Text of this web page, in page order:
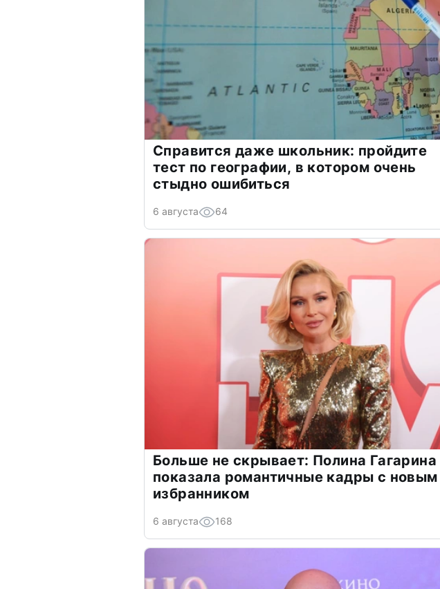
Справится даже школьник: пройдите
тест по географии, в котором очень
стыдно ошибиться
6 августа 64
Больше не скрывает: Полина Гагарина
показала романтичные кадры с новым
избранником
6 августа 168